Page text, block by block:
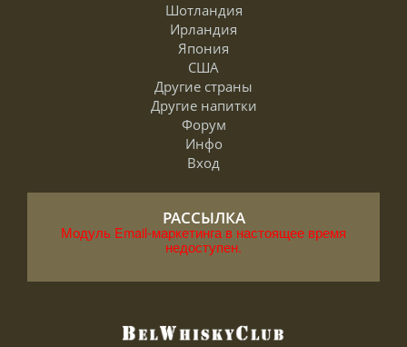
Шотландия
Ирландия
Япония
США
Другие страны
Другие напитки
Форум
Инфо
Вход
РАССЫЛКА
Модуль Email-маркетинга в настоящее время
недоступен.